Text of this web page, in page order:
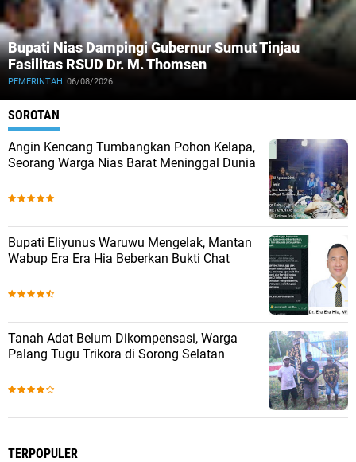
Bupati Nias Dampingi Gubernur Sumut Tinjau
Fasilitas RSUD Dr. M. Thomsen
PEMERINTAH 06/08/2026
SOROTAN
Angin Kencang Tumbangkan Pohon Kelapa,
Seorang Warga Nias Barat Meninggal Dunia
Bupati Eliyunus Waruwu Mengelak, Mantan
Wabup Era Era Hia Beberkan Bukti Chat
Tanah Adat Belum Dikompensasi, Warga
Palang Tugu Trikora di Sorong Selatan
TERPOPULER